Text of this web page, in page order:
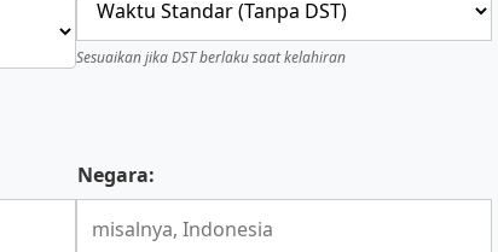
Sesuaikan jika DST berlaku saat kelahiran
Negara: